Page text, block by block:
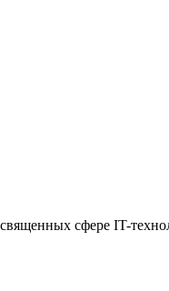
сфере IT-